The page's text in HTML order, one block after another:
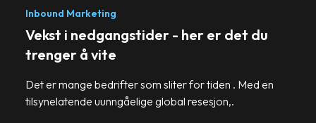
Inbound Marketing
Vekst i nedgangstider - her er det du
trenger å vite
Det er mange bedrifter som sliter for tiden . Med en
tilsynelatende uunngåelige global resesjon,.